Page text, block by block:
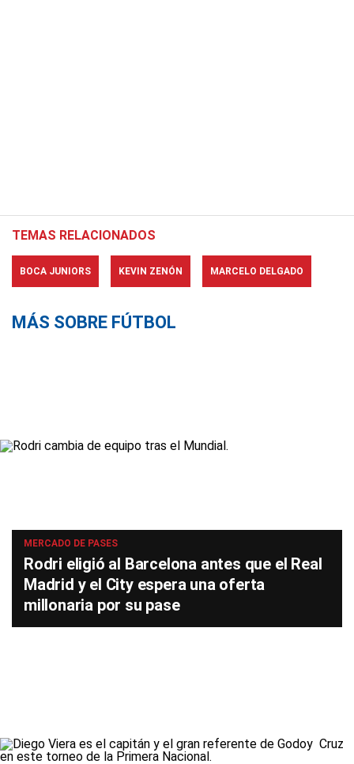
TEMAS RELACIONADOS
BOCA JUNIORS KEVIN ZENÓN MARCELO DELGADO
MÁS SOBRE FÚTBOL
MERCADO DE PASES
Rodri eligió al Barcelona antes que el Real
Madrid y el City espera una oferta
millonaria por su pase